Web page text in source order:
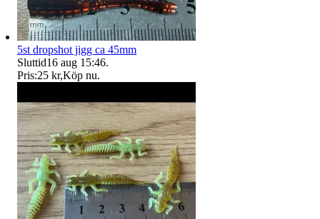
5st dropshot jigg ca 45mm
Sluttid16 aug 15:46.
Pris:25 kr,Köp nu.